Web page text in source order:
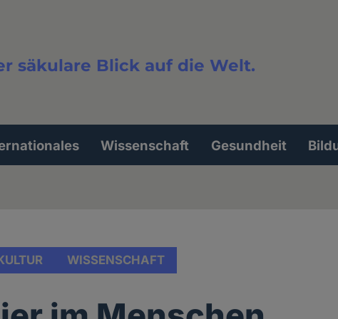
säkulare Blick auf die Welt.
Wissenschaft Gesundheit
WISSENSCHAFT